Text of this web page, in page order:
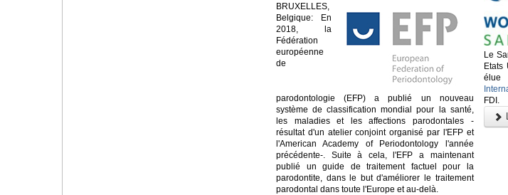
BRUXELLES,
Belgique: En
2018, la
Fédération
européenne
de
parodontologie (EFP) a publié un nouveau
système de classification mondial pour la santé,
les maladies et les affections parodontales -
résultat d'un atelier conjoint organisé par l'EFP et
l'American Academy of Periodontology l'année
précédente-. Suite à cela, l'EFP a maintenant
publié un guide de traitement factuel pour la
parodontite, dans le but d'améliorer le traitement
parodontal dans toute l'Europe et au-delà.
Le
Etats
élue
FDI.